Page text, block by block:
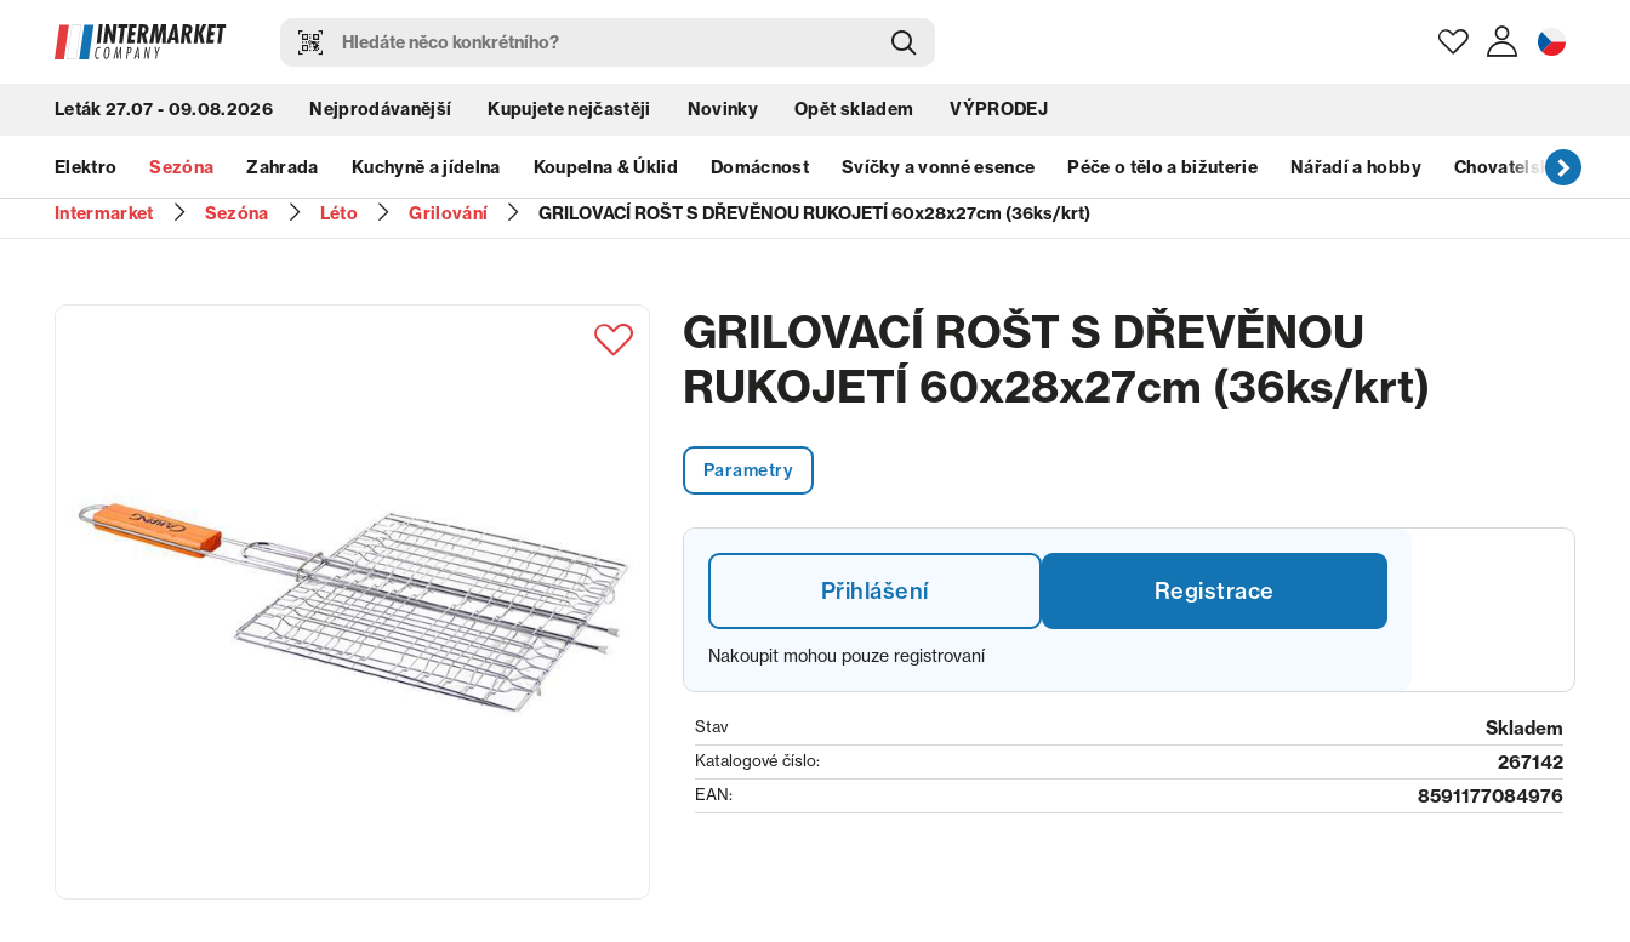
Leták 27.07 - 09.08.2026 Nejprodávanější Kupujete nejčastěji Novinky Opět skladem VÝPRODEJ
Elektro Sezóna Zahrada Kuchyně a jídelna Koupelna & Úklid Domácnost Svíčky a vonné esence Péče o tělo a bižuterie Nářadí a hobby Chovatelské
Intermarket Sezóna Léto Grilování GRILOVACÍ ROŠT S DŘEVĚNOU RUKOJETÍ 60x28x27cm (36ks/krt)
GRILOVACÍ ROŠT S DŘEVĚNOU
RUKOJETÍ 60x28x27cm (36ks/krt)
Parametry
Přihlášení Registrace
Nakoupit mohou pouze registrovaní
Stav Skladem
Katalogové číslo: 267142
EAN: 8591177084976